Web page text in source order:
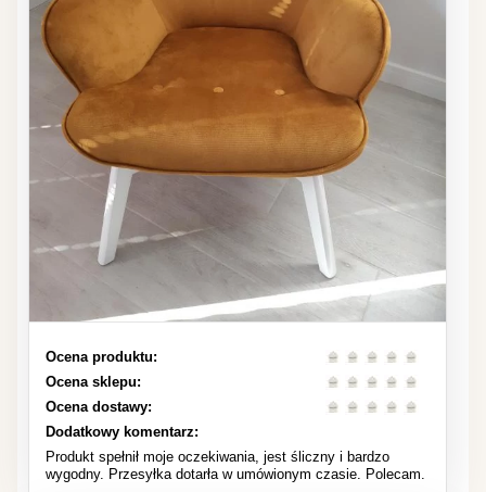
Ocena produktu:
Ocena sklepu:
Ocena dostawy:
Dodatkowy komentarz:
Produkt spełnił moje oczekiwania, jest śliczny i bardzo
wygodny. Przesyłka dotarła w umówionym czasie. Polecam.